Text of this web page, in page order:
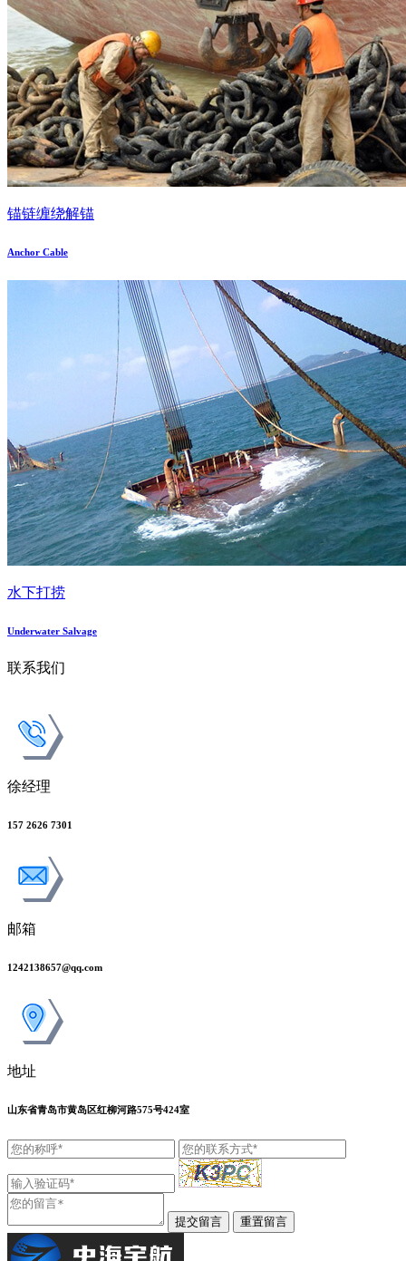
锚链缠绕解锚
Anchor Cable
水下打捞
Underwater Salvage
联系我们
徐经理
157 2626 7301
邮箱
1242138657@qq.com
地址
山东省青岛市黄岛区红柳河路575号424室